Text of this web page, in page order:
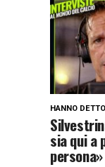
HANNO DETTO
sia qui a